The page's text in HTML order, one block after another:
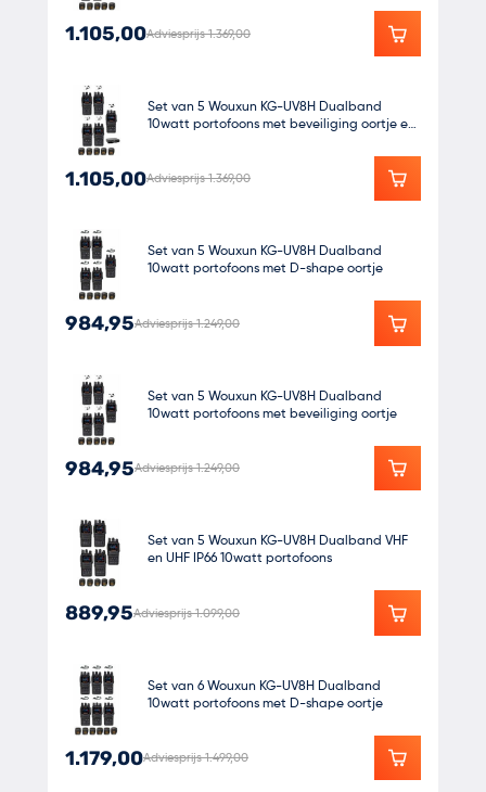
1.105,00Adviesprijs 1.369,00
Set van 5 Wouxun KG-UV8H Dualband
10watt portofoons met beveiliging oortje en
1.105,00Adviesprijs 1.369,00
Set van 5 Wouxun KG-UV8H Dualband
10watt portofoons met D-shape oortje
984,95Adviesprijs 1.249,00
Set van 5 Wouxun KG-UV8H Dualband
10watt portofoons met beveiliging oortje
984,95Adviesprijs 1.249,00
Set van 5 Wouxun KG-UV8H Dualband VHF
en UHF IP66 10watt portofoons
889,95Adviesprijs 1.099,00
Set van 6 Wouxun KG-UV8H Dualband
10watt portofoons met D-shape oortje
1.179,00Adviesprijs 1.499,00